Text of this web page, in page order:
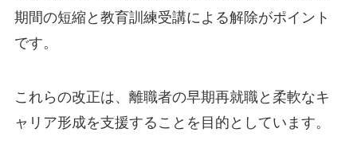
期間の短縮と教育訓練受講による解除がポイント
です。
これらの改正は、離職者の早期再就職と柔軟なキ
ャリア形成を支援することを目的としています。